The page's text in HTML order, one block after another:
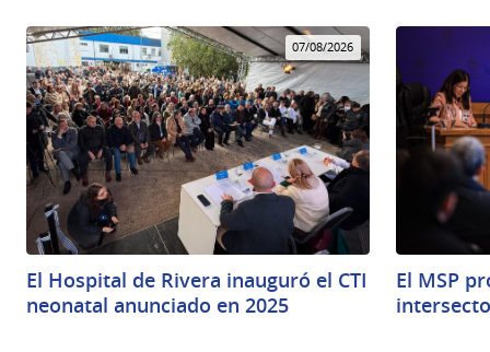
07/08/2026
El Hospital de Rivera inauguró el CTI
neonatal anunciado en 2025
El MSP